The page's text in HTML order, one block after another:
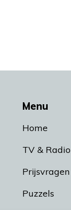
Menu
Home
TV & Radio
Prijsvragen
Puzzels